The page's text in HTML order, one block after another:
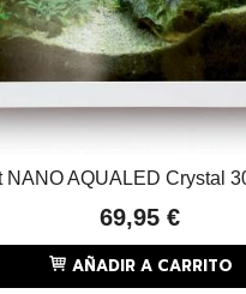
NANO AQUALED Crystal
69,95 €
AÑADIR A CARRITO